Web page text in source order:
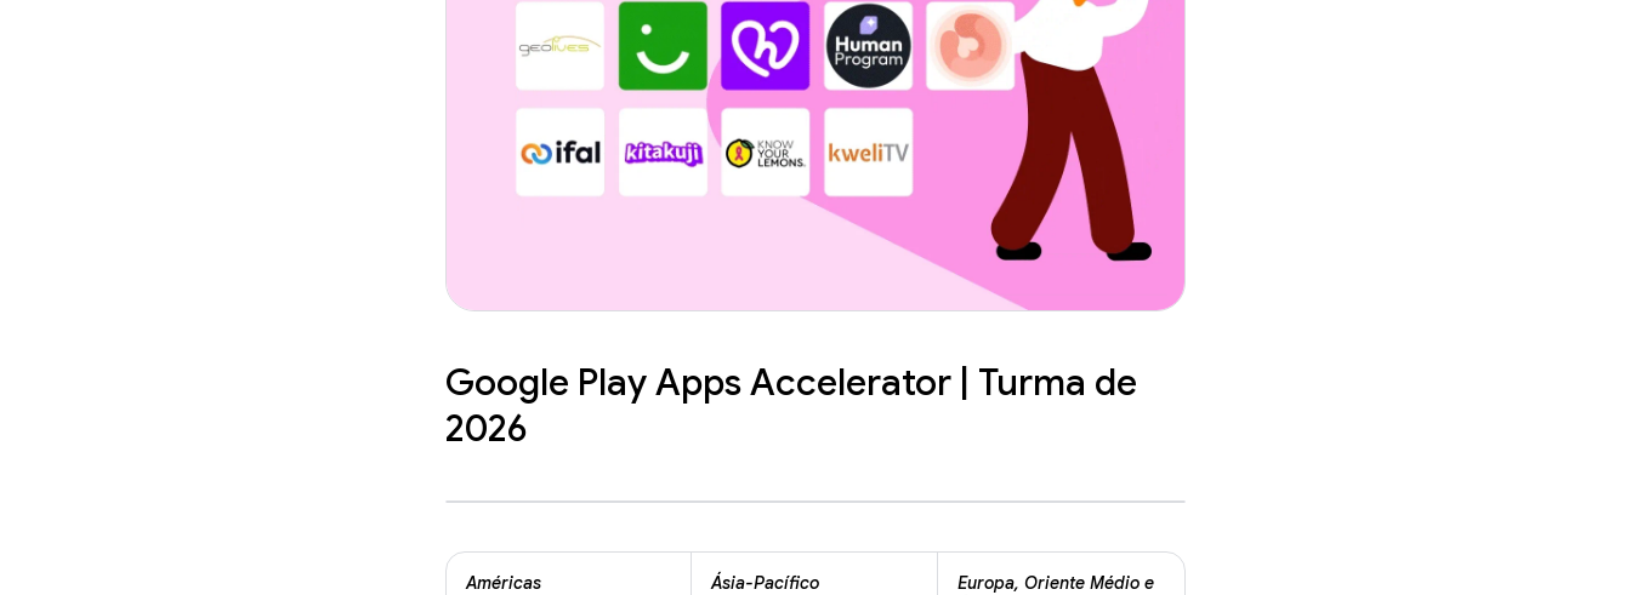
Google Play Apps Accelerator | Turma de
2026
Américas
Ásia-Pacífico
Europa, Oriente Médio e